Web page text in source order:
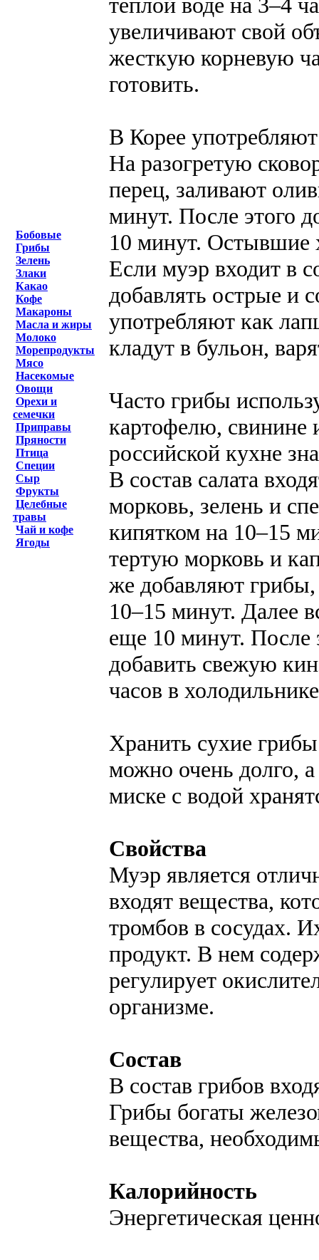
Бобовые
Грибы
Зелень
Злаки
Какао
Кофе
Макароны
Масла и жиры
Молоко
Морепродукты
Мясо
Насекомые
Овощи
Орехи и
семечки
Приправы
Пряности
Птица
Специи
Сыр
Фрукты
Целебные
травы
Чай и кофе
Ягоды
увеличивают свой
жесткую корневую
готовить.
В Корее
На разогретую
перец, заливают
минут. После этого
10 минут. Остывшие
Если муэр входит в
добавлять острые и
употребляют как
кладут в бульон,
Часто грибы
картофелю, свинине
российской кухне
В состав салата
морковь, зелень и
кипятком на 10–15
тертую морковь и
же добавляют
10–15 минут. Далее
еще 10 минут. После
добавить свежую
часов в
Хранить сухие
можно очень долго,
миске с водой
Свойства
Муэр является
входят вещества,
тромбов в сосудах.
продукт. В нем
регулирует
организме.
Состав
В состав грибов
Грибы богаты
вещества,
Калорийность
Энергетическая